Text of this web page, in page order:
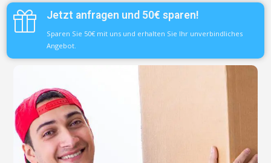
Jetzt anfragen und 50€ sparen!
Sparen Sie 50€ mit uns und erhalten Sie Ihr unverbindliches
Angebot.